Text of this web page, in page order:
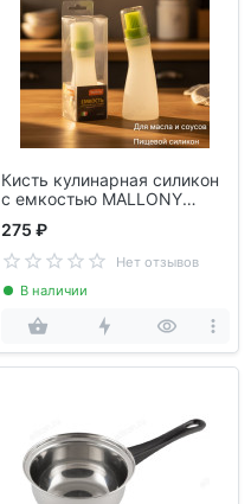
Кисть кулинарная силикон
с емкостью MALLONY
275 ₽
Нет отзывов
В наличии